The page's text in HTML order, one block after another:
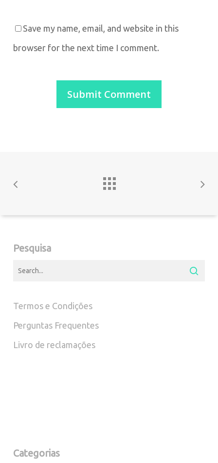
Save my name, email, and website in this
browser for the next time I comment.
Pesquisa
Termos e Condições
Perguntas Frequentes
Livro de reclamações
Categorias